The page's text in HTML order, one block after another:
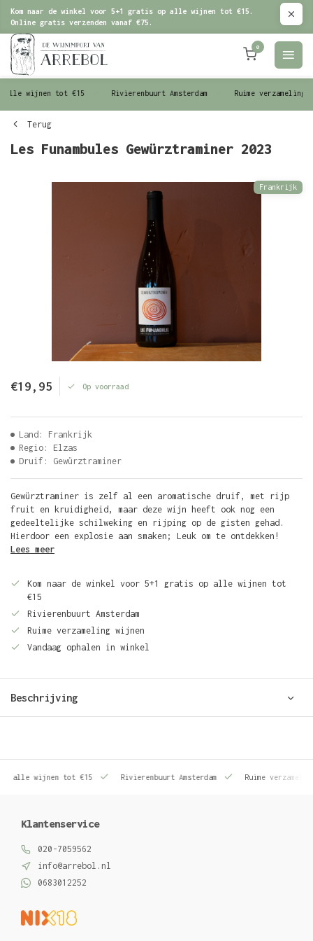
Kom naar de winkel voor 5+1 gratis op alle wijnen tot €15.
Online gratis verzenden vanaf €75.
0
wijnen tot €15 Rivierenbuurt Amsterdam Ruime verzameling
Terug
Les Funambules Gewürztraminer 2023
Frankrijk
€19,95 Op voorraad
Land: Frankrijk
Regio: Elzas
Druif: Gewürztraminer
Gewürztraminer is zelf al een aromatische druif, met rijp
fruit en kruidigheid, maar deze wijn heeft ook nog een
gedeeltelijke schilweking en rijping op de gisten gehad.
Hierdoor een explosie aan smaken; Leuk om te ontdekken!
Lees meer
Kom naar de winkel voor 5+1 gratis op alle wijnen tot
€15
Rivierenbuurt Amsterdam
Ruime verzameling wijnen
Vandaag ophalen in winkel
Beschrijving
wijnen tot €15 Rivierenbuurt Amsterdam Ruime verzameling
Klantenservice
020-7059562
info@arrebol.nl
0683012252